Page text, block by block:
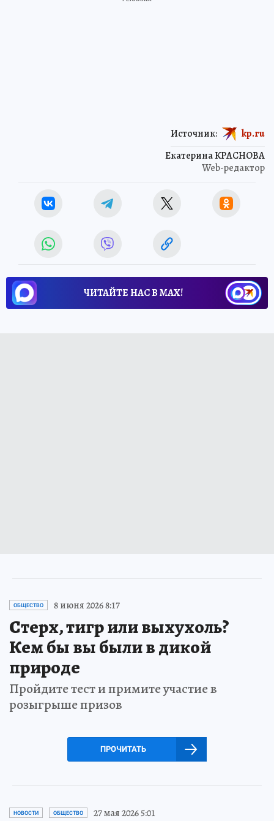
Екатерина КРАСНОВА
Web-редактор
Источник: kp.ru
ЧИТАЙТЕ НАС В МАХ!
ОБЩЕСТВО 8 июня 2026 8:17
Стерх, тигр или выхухоль?
Кем бы вы были в дикой
природе
Пройдите тест и примите участие в
розыгрыше призов
ПРОЧИТАТЬ
НОВОСТИ ОБЩЕСТВО 27 мая 2026 5:01